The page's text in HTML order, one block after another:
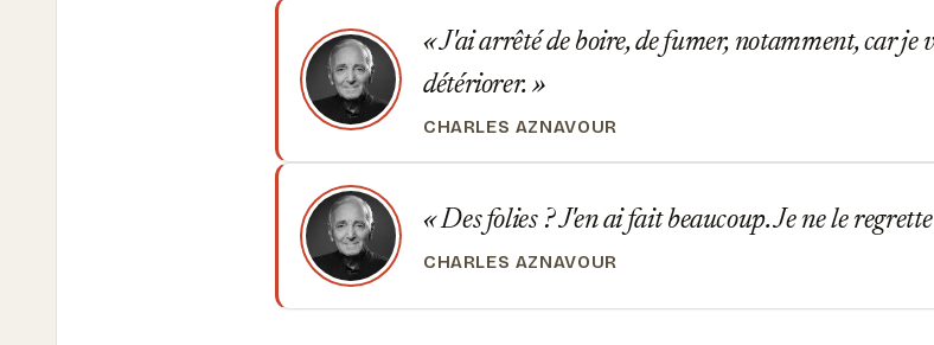
J'ai arrêté de boire, de fumer, notamment, car je
détériorer.
CHARLES AZNAVOUR
Des folies ? J'en ai fait beaucoup. Je ne le
CHARLES AZNAVOUR